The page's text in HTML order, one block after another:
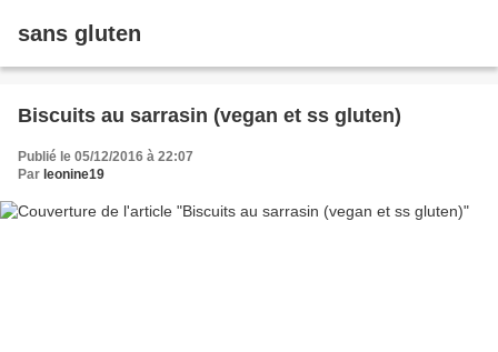
sans gluten
Biscuits au sarrasin (vegan et ss gluten)
Publié le 05/12/2016 à 22:07
Par leonine19